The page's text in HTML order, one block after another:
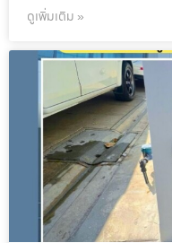
ดูเพิ่มเติม »